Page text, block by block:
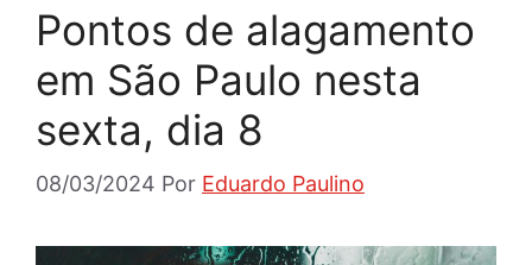
Pontos de alagamento
em São Paulo nesta
sexta, dia 8
08/03/2024 Por Eduardo Paulino